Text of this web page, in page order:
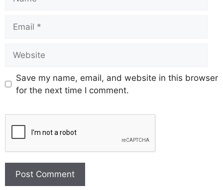
Save my name, email, and website in this browser
for the next time I comment.